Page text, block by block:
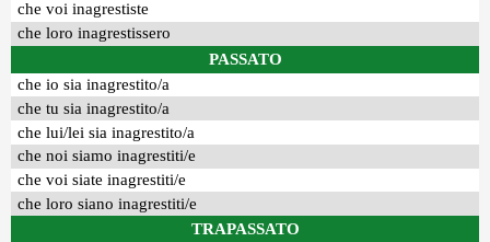
che voi inagrestiste
che loro inagrestissero
PASSATO
che io sia inagrestito/a
che tu sia inagrestito/a
che lui/lei sia inagrestito/a
che noi siamo inagrestiti/e
che voi siate inagrestiti/e
che loro siano inagrestiti/e
TRAPASSATO